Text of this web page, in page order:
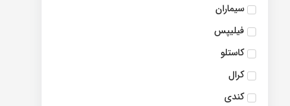
سیماران
فیلیپس
کاستلو
کرال
کندی